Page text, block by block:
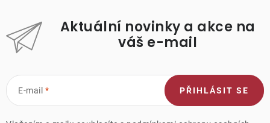
Aktuální novinky a akce na
váš e-mail
E-mail PŘIHLÁSIT SE